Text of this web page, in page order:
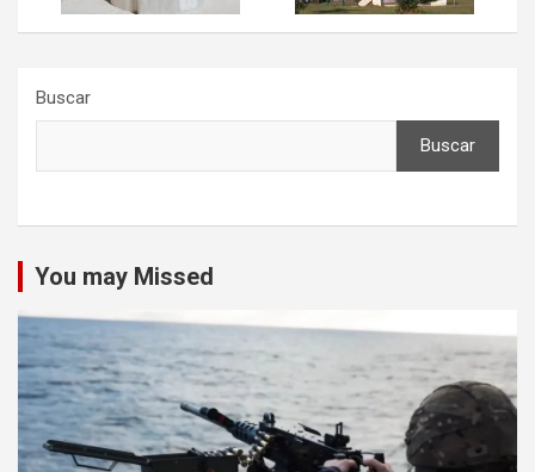
Buscar
Buscar
You may Missed